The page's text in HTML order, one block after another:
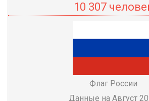
10 307
Флаг России
Данные на Август